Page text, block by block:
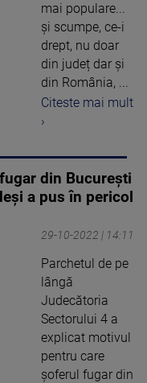
mai populare...
și scumpe, ce-i
drept, nu doar
din județ dar și
din România, ...
Citeste mai mult
›
din București
a pus în pericol
29-10-2022 | 14:11
Parchetul de pe
lângă
Judecătoria
Sectorului 4 a
explicat motivul
pentru care
şoferul fugar din